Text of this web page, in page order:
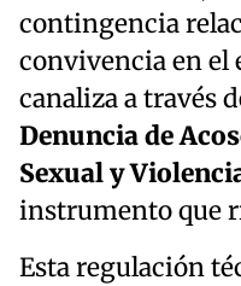
contingencia
convivencia en el
canaliza a través
Denuncia de
Sexual y
instrumento que
Esta regulación